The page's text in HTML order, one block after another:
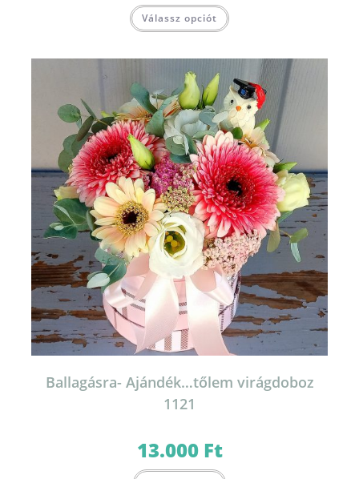
Válassz opciót
Ballagásra- Ajándék…tőlem virágdoboz
1121
13.000 Ft